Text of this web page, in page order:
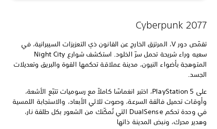
Cyberpunk 2077
تقمّص دور V، المرتزق الخارج عن القانون ذي التعزيزات السيبرانية، في
سعيه وراء شريحة تحمل سرّ الخلود. استكشف شوارع Night City
المتوهجة بأضواء النيون، مدينة عملاقة تحكمها القوة والبريق وتعديلات
الجسد.
على PlayStation 5، اختبر انغماسًا كاملاً مع رسوميات تتبّع الأشعة،
وأوقات تحميل فائقة السرعة، وصوت ثلاثي الأبعاد، والاستجابة اللمسية
في وحدة تحكم DualSense التي تُمكّنك من الشعور بكل طلقة نار،
وهدير محرك، ونبض المدينة ذاتها